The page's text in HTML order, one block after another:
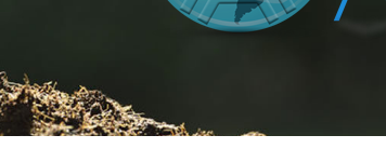
JEITO MUITO MAIS SIMPLES E DIVERTIDO.